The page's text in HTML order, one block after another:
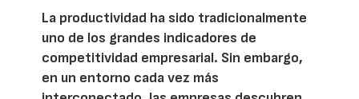
La productividad ha sido tradicionalmente
uno de los grandes indicadores de
competitividad empresarial. Sin embargo,
en un entorno cada vez más